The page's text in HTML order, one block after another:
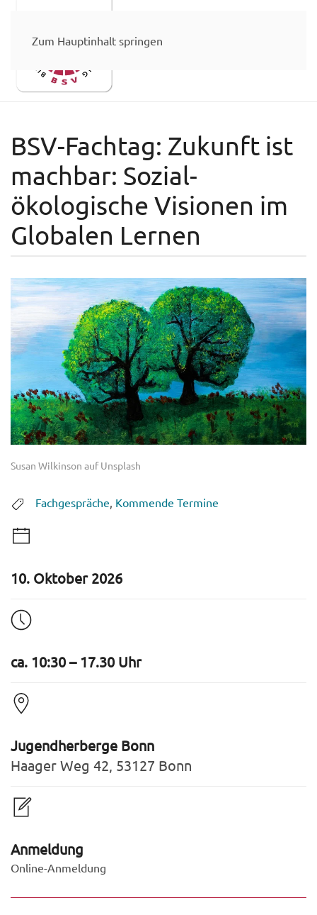
Zum Hauptinhalt springen
BSV-Fachtag: Zukunft ist
machbar: Sozial-
ökologische Visionen im
Globalen Lernen
Susan Wilkinson auf Unsplash
Fachgespräche, Kommende Termine
10. Oktober 2026
ca. 10:30 – 17.30 Uhr
Jugendherberge Bonn
Haager Weg 42, 53127 Bonn
Anmeldung
Online-Anmeldung